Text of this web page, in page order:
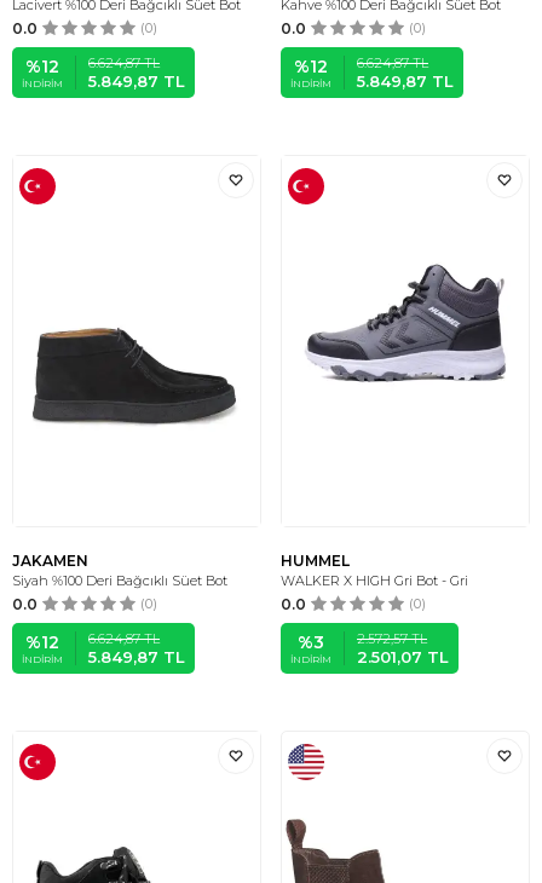
Lacivert %100 Deri Bağcıklı Süet Bot
0.0 (0)
%12
İNDIRIM
6.624,87TL
5.849,87 TL
Kahve %100 Deri Bağcıklı Süet Bot
0.0 (0)
%12
İNDIRIM
6.624,87TL
5.849,87 TL
JAKAMEN
Siyah %100 Deri Bağcıklı Süet Bot
0.0 (0)
%12
İNDIRIM
6.624,87TL
5.849,87 TL
HUMMEL
WALKER X HIGH Gri Bot - Gri
0.0 (0)
%3
İNDIRIM
2.572,57TL
2.501,07 TL